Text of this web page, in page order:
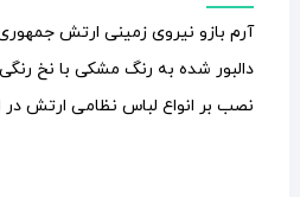
آرم بازو نیروی زمینی ارتش
دالبور شده به رنگ مشکی با نخ
نصب بر انواع لباس نظامی ارتش در